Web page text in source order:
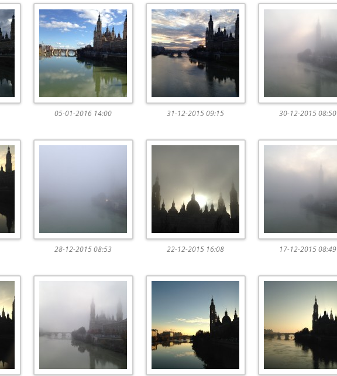
05-01-2016 14:00 31-12-2015 09:15 30-12-2015 08:50
28-12-2015 08:53 22-12-2015 16:08 17-12-2015 08:49